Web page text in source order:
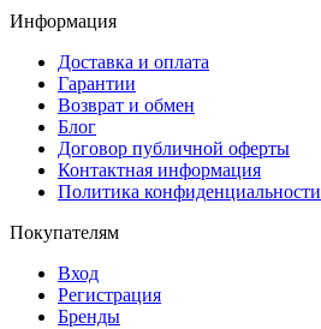
Информация
Доставка и оплата
Гарантии
Возврат и обмен
Блог
Договор публичной оферты
Контактная информация
Политика конфиденциальности
Покупателям
Вход
Регистрация
Бренды